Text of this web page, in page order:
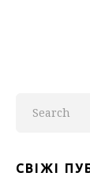
СВІЖІ